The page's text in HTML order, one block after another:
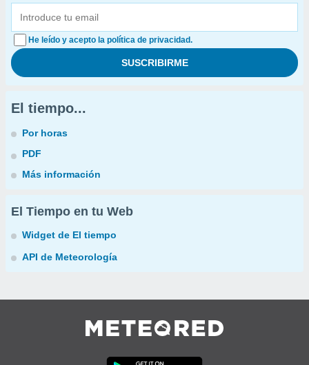
He leído y acepto la política de privacidad.
El tiempo...
Por horas
PDF
Más información
El Tiempo en tu Web
Widget de El tiempo
API de Meteorología